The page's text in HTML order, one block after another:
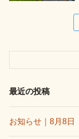
最近の投稿
お知らせ｜8月8日